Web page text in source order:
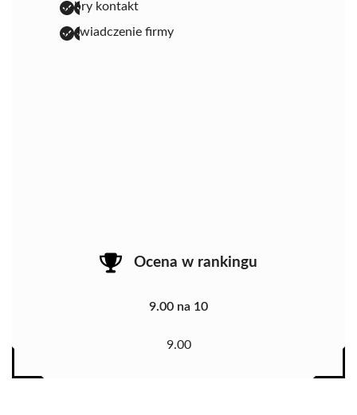
dobry kontakt
doświadczenie firmy
Ocena w rankingu
9.00 na 10
9.00